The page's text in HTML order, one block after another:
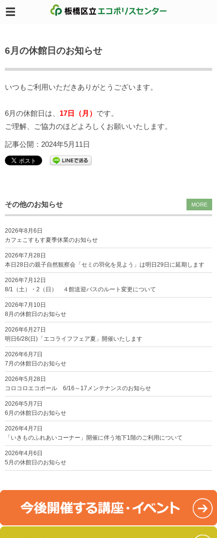
6月の休館日のお知らせ
いつもご利用いただきありがとうございます。
6月の休館日は、 17日（月） です。
ご理解、ご協力のほどよろしくお願いいたします。
記事公開：2024年5月11日
その他のお知らせ
2026年8月6日
カフェこすもす夏季休業のお知らせ
2026年7月28日
本日28日の親子自然観察会「セミの羽化を見よう」は明日29日に延期します
2026年7月12日
8/1（土）・2（日） ４館送迎バスのルート変更について
2026年7月10日
8月の休館日のお知らせ
2026年6月27日
明日6/28(日)「エコライフフェア夏」開催いたします
2026年6月7日
7月の休館日のお知らせ
2026年5月28日
コロコロエコボール 6/16～17メンテナンスのお知らせ
2026年5月7日
6月の休館日のお知らせ
2026年4月7日
「いきものふれあいコーナー」開催に伴う地下1階のご利用について
2026年4月6日
5月の休館日のお知らせ
MORE